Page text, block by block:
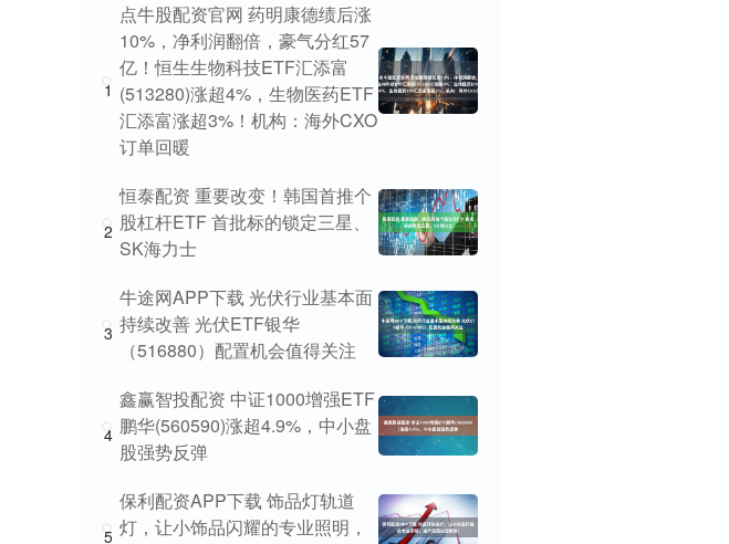
1
点牛股配资官网 药明康德绩后涨
10%，净利润翻倍，豪气分红57
亿！恒生生物科技ETF汇添富
(513280)涨超4%，生物医药ETF
汇添富涨超3%！机构：海外CXO
订单回暖
2
恒泰配资 重要改变！韩国首推个
股杠杆ETF 首批标的锁定三星、
SK海力士
3
牛途网APP下载 光伏行业基本面
持续改善 光伏ETF银华
（516880）配置机会值得关注
4
鑫赢智投配资 中证1000增强ETF
鹏华(560590)涨超4.9%，中小盘
股强势反弹
5
保利配资APP下载 饰品灯轨道
灯，让小饰品闪耀的专业照明，